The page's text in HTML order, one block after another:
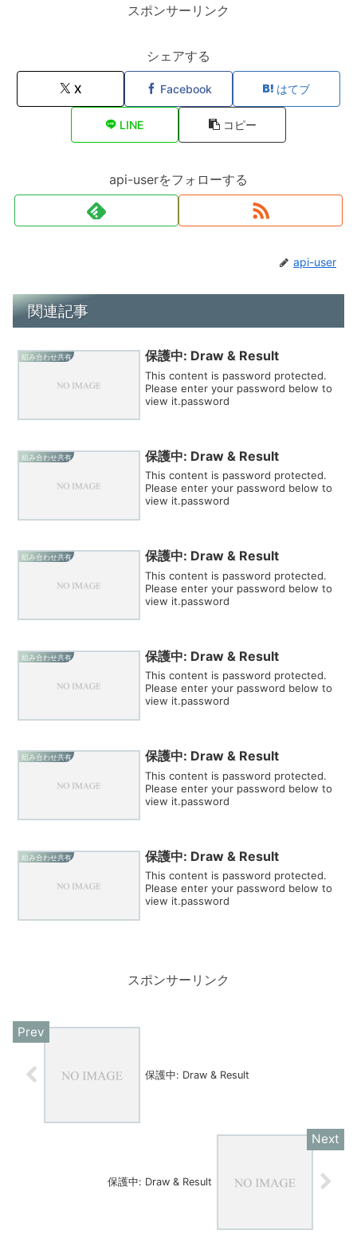
スポンサーリンク
シェアする
X Facebook はてブ
LINE コピー
api-userをフォローする
api-user
関連記事
組み合わせ共有 保護中: Draw & Result
This content is password protected.
Please enter your password below to
view it.password
組み合わせ共有 保護中: Draw & Result
This content is password protected.
Please enter your password below to
view it.password
組み合わせ共有 保護中: Draw & Result
This content is password protected.
Please enter your password below to
view it.password
組み合わせ共有 保護中: Draw & Result
This content is password protected.
Please enter your password below to
view it.password
組み合わせ共有 保護中: Draw & Result
This content is password protected.
Please enter your password below to
view it.password
組み合わせ共有 保護中: Draw & Result
This content is password protected.
Please enter your password below to
view it.password
スポンサーリンク
保護中: Draw & Result
保護中: Draw & Result